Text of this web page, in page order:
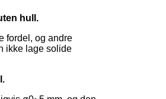
hull.
fordel, og andre
ikke lage solide